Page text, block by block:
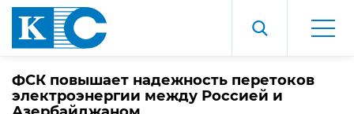
ФСК повышает надежность перетоков
электроэнергии между Россией и